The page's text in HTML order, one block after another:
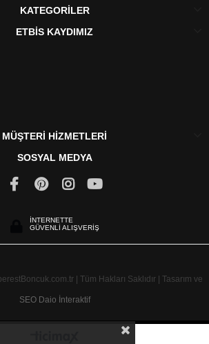
KATEGORİLER
ETBİS KAYDIMIZ
MÜŞTERİ HİZMETLERİ
SOSYAL MEDYA
İNTERNETTE
GÜVENLİ ALIŞVERİŞ
| Tüm Hakları Saklıdır | Tasarım ve
SEO Daio İnteraktif